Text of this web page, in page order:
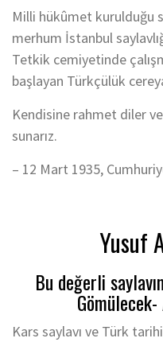
Milli hükûmet kurulduğu
merhum İstanbul
Tetkik cemiyetinde
başlayan Türkçülük
Kendisine rahmet diler
sunarız.
– 12 Mart 1935,
Yusuf
Bu değerli
Kars saylavı ve Türk